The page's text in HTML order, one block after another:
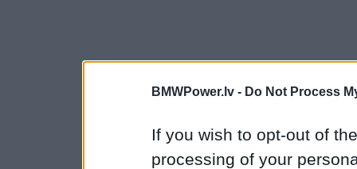
BMWPower.lv - Do Not Process
If you wish to opt-out of
processing of your